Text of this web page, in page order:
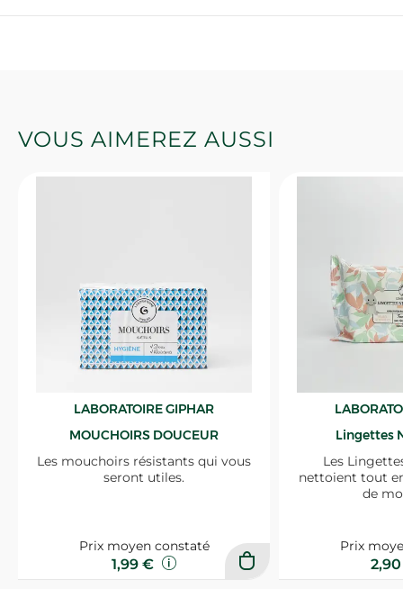
VOUS AIMEREZ AUSSI
LABORATOIRE GIPHAR
MOUCHOIRS DOUCEUR
Les mouchoirs résistants qui vous
seront utiles.
Prix moyen constaté
1,99 €
Lingettes
Les
nettoient tout
de
Prix